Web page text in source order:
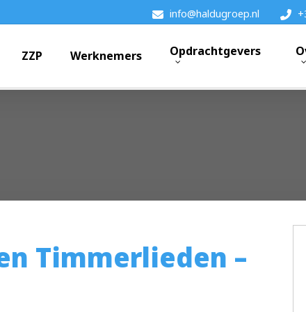
info@haldugroep.nl
ZZP Werknemers Opdrachtgevers
Timmerlieden –